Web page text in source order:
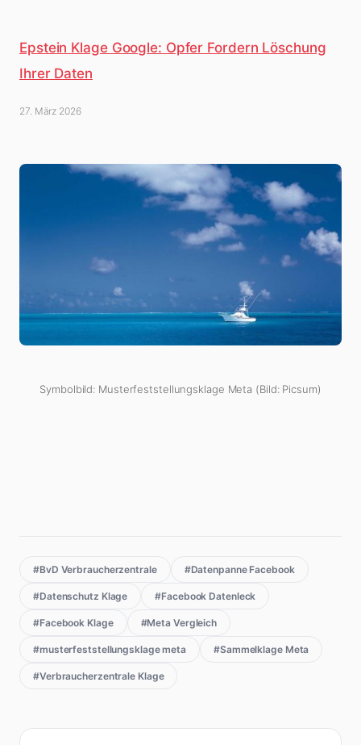
Epstein Klage Google: Opfer Fordern Löschung
Ihrer Daten
27. März 2026
Symbolbild: Musterfeststellungsklage Meta (Bild: Picsum)
#BvD Verbraucherzentrale #Datenpanne Facebook
#Datenschutz Klage #Facebook Datenleck
#Facebook Klage #Meta Vergleich
#musterfeststellungsklage meta #Sammelklage Meta
#Verbraucherzentrale Klage